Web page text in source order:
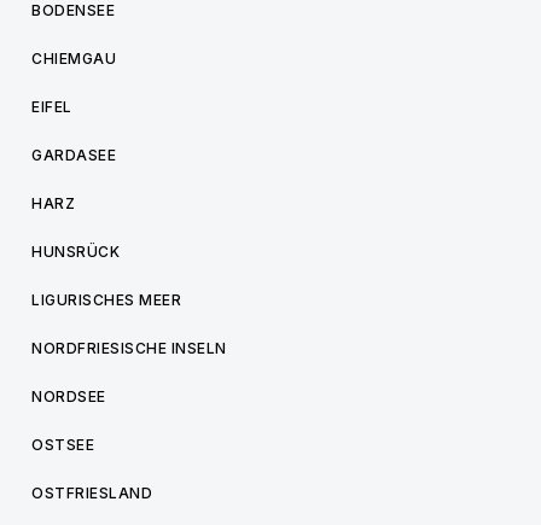
BODENSEE
CHIEMGAU
EIFEL
GARDASEE
HARZ
HUNSRÜCK
LIGURISCHES MEER
NORDFRIESISCHE INSELN
NORDSEE
OSTSEE
OSTFRIESLAND